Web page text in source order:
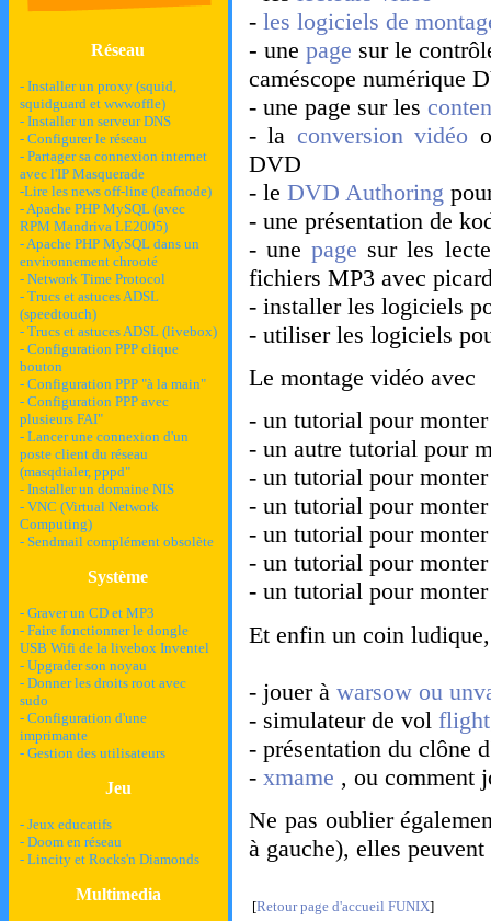
Réseau
- Installer un proxy (squid,
squidguard et wwwoffle)
- Installer un serveur DNS
- Configurer le réseau
- Partager sa connexion internet
avec l'IP Masquerade
-Lire les news off-line (leafnode)
- Apache PHP MySQL (avec
RPM Mandriva LE2005)
- Apache PHP MySQL dans un
environnement chrooté
- Network Time Protocol
- Trucs et astuces ADSL
(speedtouch)
- Trucs et astuces ADSL (livebox)
- Configuration PPP clique
bouton
- Configuration PPP "à la main"
- Configuration PPP avec
plusieurs FAI"
- Lancer une connexion d'un
poste client du réseau
(masqdialer, pppd"
- Installer un domaine NIS
- VNC (Virtual Network
Computing)
- Sendmail complément obsolète
Système
- Graver un CD et MP3
- Faire fonctionner le dongle
USB Wifi de la livebox Inventel
- Upgrader son noyau
- Donner les droits root avec
sudo
- Configuration d'une
imprimante
- Gestion des utilisateurs
Jeu
- Jeux educatifs
- Doom en réseau
- Lincity et Rocks'n Diamonds
Multimedia
- les logiciels de
- une page sur le
caméscope numérique
- une page sur les
- la conversion vidéo
DVD
- le DVD Authoring
- une présentation de
- unepage sur les
fichiers MP3 avec
- installer les logiciels
- utiliser les logiciels
Le montage vidéo avec
- un tutorial pour
- un autre tutorial pour
- un tutorial pour
- un tutorial pour
- un tutorial pour
- un tutorial pour
- un tutorial pour
Et enfin un coin
- jouer à warsow ou
- simulateur de vol
- présentation du clône
- xmame , ou comment
Ne pas oublier
à gauche), elles
[Retour page d'accueil FUNIX]